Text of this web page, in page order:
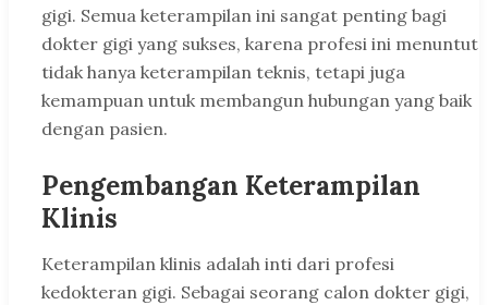
gigi. Semua keterampilan ini sangat penting bagi
dokter gigi yang sukses, karena profesi ini menuntut
tidak hanya keterampilan teknis, tetapi juga
kemampuan untuk membangun hubungan yang baik
dengan pasien.
Pengembangan Keterampilan
Klinis
Keterampilan klinis adalah inti dari profesi
kedokteran gigi. Sebagai seorang calon dokter gigi,